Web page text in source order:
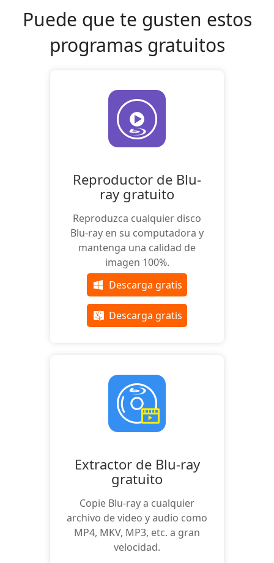
Puede que te gusten estos
programas gratuitos
Reproductor de Blu-
ray gratuito
Reproduzca cualquier disco
Blu-ray en su computadora y
mantenga una calidad de
imagen 100%.
Descarga gratis
Descarga gratis
Extractor de Blu-ray
gratuito
Copie Blu-ray a cualquier
archivo de video y audio como
MP4, MKV, MP3, etc. a gran
velocidad.